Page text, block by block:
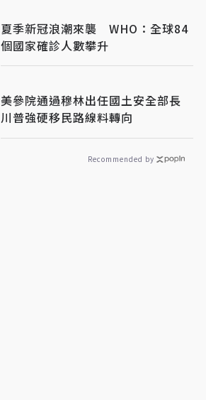
夏季新冠浪潮來襲 WHO：全球84
個國家確診人數攀升
美參院通過穆林出任國土安全部長
川普強硬移民路線料轉向
Recommended by